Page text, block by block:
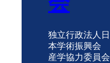
独立行政法人日
本学術振興会
産学協力委員会